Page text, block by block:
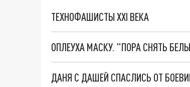
ТЕХНОФАШИСТЫ XXI ВЕКА
ОПЛЕУХА МАСКУ. "ПОРА СНЯТЬ
ДАНЯ С ДАШЕЙ СПАСЛИСЬ ОТ